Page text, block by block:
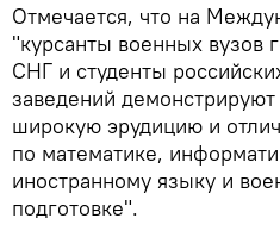
Отмечается, что на
"курсанты военных вузов
СНГ и студенты
заведений демонстрируют
широкую эрудицию и
по математике,
иностранному языку и
подготовке".